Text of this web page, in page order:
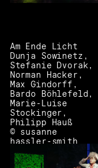
Am Ende Licht
Dunja Sowinetz,
Stefanie Dvorak,
Norman Hacker,
Max Gindorff,
Bardo Böhlefeld,
Marie-Luise
Stockinger,
Philipp Hauß
© susanne
hassler-smith